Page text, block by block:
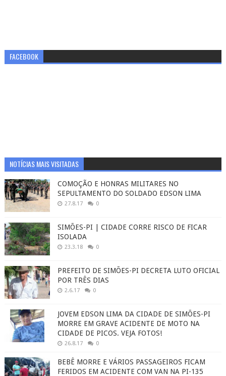
FACEBOOK
NOTÍCIAS MAIS VISITADAS
COMOÇÃO E HONRAS MILITARES NO
SEPULTAMENTO DO SOLDADO EDSON LIMA
27.8.17 0
SIMÕES-PI | CIDADE CORRE RISCO DE FICAR
ISOLADA
23.3.18 0
PREFEITO DE SIMÕES-PI DECRETA LUTO OFICIAL
POR TRÊS DIAS
2.6.17 0
JOVEM EDSON LIMA DA CIDADE DE SIMÕES-PI
MORRE EM GRAVE ACIDENTE DE MOTO NA
CIDADE DE PICOS. VEJA FOTOS!
26.8.17 0
BEBÊ MORRE E VÁRIOS PASSAGEIROS FICAM
FERIDOS EM ACIDENTE COM VAN NA PI-135